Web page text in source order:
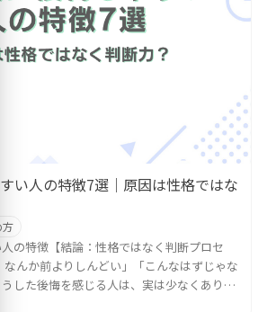
い人の特徴7選｜原因は性格ではな
方
人の特徴【結論：性格ではなく判断プロセ
なんか前よりしんどい」「こんなはずじゃな
うした後悔を感じる人は、実は少なくありま
、転職後の後悔は性格の問題ではあり...